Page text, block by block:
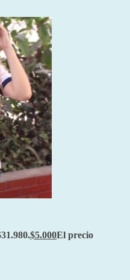
$5.000El precio